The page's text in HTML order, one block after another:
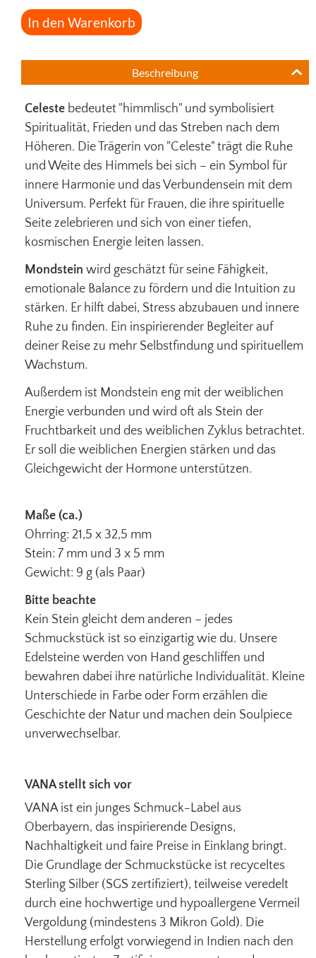
In den Warenkorb
Beschreibung
Celeste bedeutet "himmlisch" und symbolisiert
Spiritualität, Frieden und das Streben nach dem
Höheren. Die Trägerin von "Celeste" trägt die Ruhe
und Weite des Himmels bei sich – ein Symbol für
innere Harmonie und das Verbundensein mit dem
Universum. Perfekt für Frauen, die ihre spirituelle
Seite zelebrieren und sich von einer tiefen,
kosmischen Energie leiten lassen.
Mondstein wird geschätzt für seine Fähigkeit,
emotionale Balance zu fördern und die Intuition zu
stärken. Er hilft dabei, Stress abzubauen und innere
Ruhe zu finden. Ein inspirierender Begleiter auf
deiner Reise zu mehr Selbstfindung und spirituellem
Wachstum.
Außerdem ist Mondstein eng mit der weiblichen
Energie verbunden und wird oft als Stein der
Fruchtbarkeit und des weiblichen Zyklus betrachtet.
Er soll die weiblichen Energien stärken und das
Gleichgewicht der Hormone unterstützen.
Maße (ca.)
Ohrring: 21,5 x 32,5 mm
Stein: 7 mm und 3 x 5 mm
Gewicht: 9 g (als Paar)
Bitte beachte
Kein Stein gleicht dem anderen – jedes
Schmuckstück ist so einzigartig wie du. Unsere
Edelsteine werden von Hand geschliffen und
bewahren dabei ihre natürliche Individualität. Kleine
Unterschiede in Farbe oder Form erzählen die
Geschichte der Natur und machen dein Soulpiece
unverwechselbar.
VANA stellt sich vor
VANA ist ein junges Schmuck-Label aus
Oberbayern, das inspirierende Designs,
Nachhaltigkeit und faire Preise in Einklang bringt.
Die Grundlage der Schmuckstücke ist recyceltes
Sterling Silber (SGS zertifiziert), teilweise veredelt
durch eine hochwertige und hypoallergene Vermeil
Vergoldung (mindestens 3 Mikron Gold). Die
Herstellung erfolgt vorwiegend in Indien nach den